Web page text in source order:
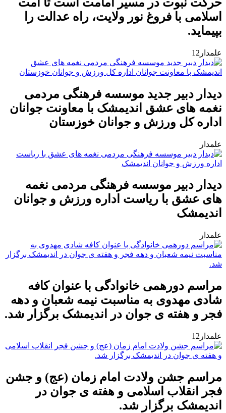
اسلامی با فروغ نور ولایت، راه عدالت را
بپیماید.
علمدار12
دیدار دبیر جدید موسسه فرهنگی مردمی
نغمه های عشق اندیمشک با معاونت جوانان
اداره کل ورزش و جوانان خوزستان
علمدار
دیدار دبیر موسسه فرهنگی مردمی نغمه
های عشق با ریاست اداره ورزش و جوانان
اندیمشک
علمدار
مراسم دورهمی خانوادگی با عنوان کافه
شادی مهدوی به مناسبت نیمه شعبان و دهه
فجر و هفته ی جوان در اندیمشک برگزار شد.
علمدار12
مراسم جشن ولادت امام زمان (عج) و جشن
فجر انقلاب اسلامی و هفته ی جوان در
اندیمشک برگزار شد.